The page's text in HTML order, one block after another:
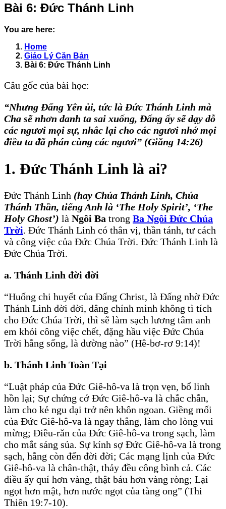
Bài 6: Đức Thánh Linh
You are here:
Home
Giáo Lý Căn Bản
Bài 6: Đức Thánh Linh
Câu gốc của bài học:
“Nhưng Ðấng Yên ủi, tức là Ðức Thánh Linh mà
Cha sẽ nhơn danh ta sai xuống, Ðấng ấy sẽ dạy dỗ
các ngươi mọi sự, nhắc lại cho các ngươi nhớ mọi
điều ta đã phán cùng các ngươi” (Giăng 14:26)
1. Ðức Thánh Linh là ai?
Ðức Thánh Linh (hay Chúa Thánh Linh, Chúa
Thánh Thần, tiếng Anh là ‘The Holy Spirit’, ‘The
Holy Ghost’) là Ngôi Ba trong Ba Ngôi Ðức Chúa
Trời. Ðức Thánh Linh có thân vị, thần tánh, tư cách
và công việc của Ðức Chúa Trời. Ðức Thánh Linh là
Ðức Chúa Trời.
a. Thánh Linh đời đời
“Huống chi huyết của Ðấng Christ, là Ðấng nhờ Ðức
Thánh Linh đời đời, dâng chính mình không tì tích
cho Ðức Chúa Trời, thì sẽ làm sạch lương tâm anh
em khỏi công việc chết, đặng hầu việc Ðức Chúa
Trời hằng sống, là dường nào” (Hê-bơ-rơ 9:14)!
b. Thánh Linh Toàn Tại
“Luật pháp của Ðức Giê-hô-va là trọn vẹn, bổ linh
hồn lại; Sự chứng cớ Ðức Giê-hô-va là chắc chắn,
làm cho kẻ ngu dại trở nên khôn ngoan. Giềng mối
của Ðức Giê-hô-va là ngay thẳng, làm cho lòng vui
mừng; Ðiều-răn của Ðức Giê-hô-va trong sạch, làm
cho mắt sáng sủa. Sự kính sợ Ðức Giê-hô-va là trong
sạch, hằng còn đến đời đời; Các mạng lịnh của Ðức
Giê-hô-va là chân-thật, thảy đều công bình cả. Các
điều ấy quí hơn vàng, thật báu hơn vàng ròng; Lại
ngọt hơn mật, hơn nước ngọt của tàng ong” (Thi
Thiên 19:7-10).